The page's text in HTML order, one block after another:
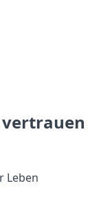
vertrauen
Leben